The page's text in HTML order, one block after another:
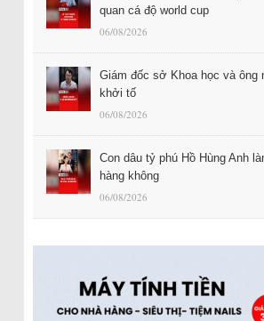
quan cá độ world cup
06/08/2026
Giám đốc sở Khoa học và ông
khởi tố
06/08/2026
Con dâu tỷ phú Hồ Hùng Anh
hàng không
06/08/2026